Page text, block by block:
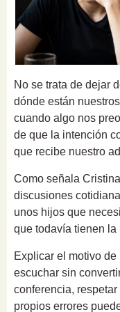
No se trata de dejar
dónde están
cuando algo nos
de que la intención
que recibe nuestro
Como señala
discusiones
unos hijos que
que todavía tienen
Explicar el motivo
escuchar sin
conferencia,
propios errores